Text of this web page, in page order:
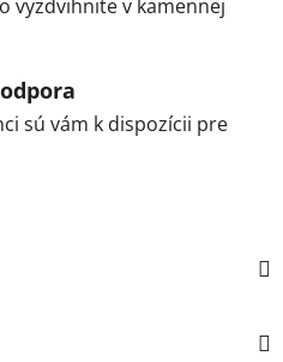
vyzdvihnite v kamennej
sú vám k dispozícii pre